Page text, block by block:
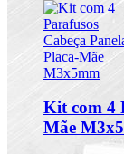
Kit com 4
Mãe